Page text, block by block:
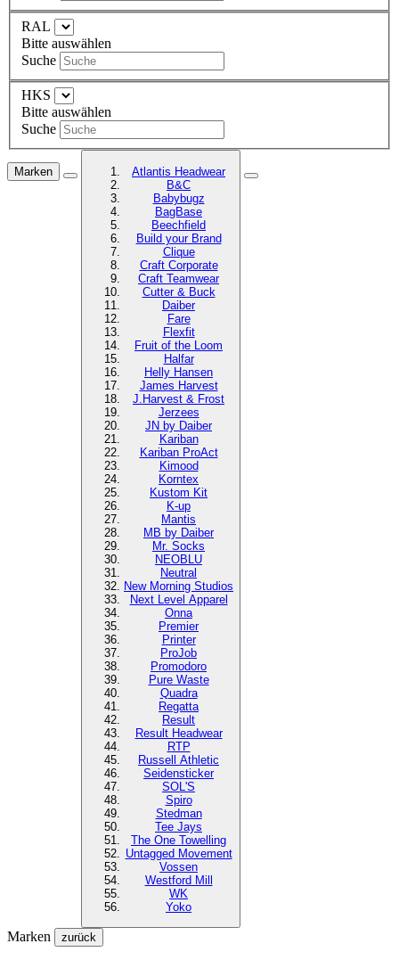
RAL
Bitte auswählen
Suche
HKS
Bitte auswählen
Suche
Marken
Atlantis Headwear
B&C
Babybugz
BagBase
Beechfield
Build your Brand
Clique
Craft Corporate
Craft Teamwear
Cutter & Buck
Daiber
Fare
Flexfit
Fruit of the Loom
Halfar
Helly Hansen
James Harvest
J.Harvest & Frost
Jerzees
JN by Daiber
Kariban
Kariban ProAct
Kimood
Korntex
Kustom Kit
K-up
Mantis
MB by Daiber
Mr. Socks
NEOBLU
Neutral
New Morning Studios
Next Level Apparel
Onna
Premier
Printer
ProJob
Promodoro
Pure Waste
Quadra
Regatta
Result
Result Headwear
RTP
Russell Athletic
Seidensticker
SOL'S
Spiro
Stedman
Tee Jays
The One Towelling
Untagged Movement
Vossen
Westford Mill
WK
Yoko
Marken zurück